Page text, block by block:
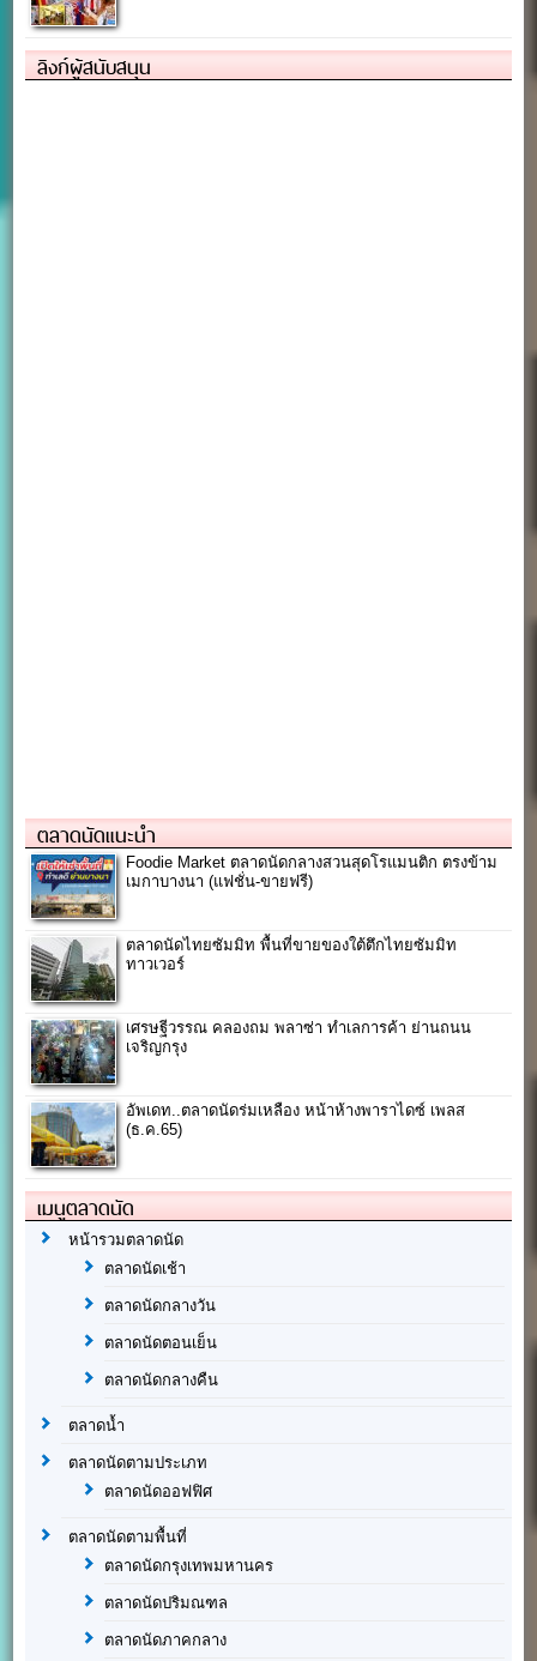
ลิงก์ผู้สนับสนุน
ตลาดนัดแนะนำ
Foodie Market ตลาดนัดกลางสวนสุดโรแมนติก ตรงข้าม
เมกาบางนา (แฟชั่น-ขายฟรี)
ตลาดนัดไทยซัมมิท พื้นที่ขายของใต้ตึกไทยซัมมิท
ทาวเวอร์
เศรษฐีวรรณ คลองถม พลาซ่า ทำเลการค้า ย่านถนน
เจริญกรุง
อัพเดท..ตลาดนัดร่มเหลือง หน้าห้างพาราไดซ์ เพลส
(ธ.ค.65)
เมนูตลาดนัด
หน้ารวมตลาดนัด
ตลาดนัดเช้า
ตลาดนัดกลางวัน
ตลาดนัดตอนเย็น
ตลาดนัดกลางคืน
ตลาดน้ำ
ตลาดนัดตามประเภท
ตลาดนัดออฟฟิศ
ตลาดนัดตามพื้นที่
ตลาดนัดกรุงเทพมหานคร
ตลาดนัดปริมณฑล
ตลาดนัดภาคกลาง